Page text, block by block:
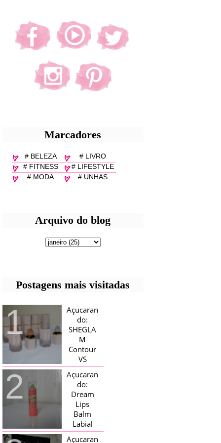
Marcadores
# BELEZA
# LIVRO
# FITNESS
# LIFESTYLE
# MODA
# UNHAS
Arquivo do blog
Postagens mais visitadas
Açucaran
do:
SHEGLA
M
Contour
VS
Bronzer!
HELLO AÇUCARADAS, E NESTE
MÊS CHEGOU AQUI EM CASA UMA
CAIXA RECHEADA DE SHEGLAM,
TINHA BLUSH, ILUMINADORES E
TODOS OS BRONZER E
CONTORNOS ...
Açucaran
do:
Dream
Lips
Balm
Labial
Magico
Açucaran